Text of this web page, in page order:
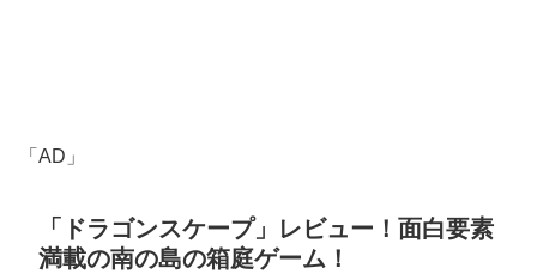
「AD」
「ドラゴンスケープ」レビュー！面白要素
満載の南の島の箱庭ゲーム！